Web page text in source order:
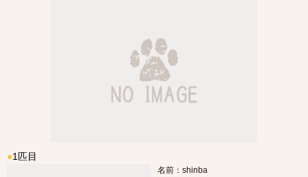
●1匹目
名前：shinba